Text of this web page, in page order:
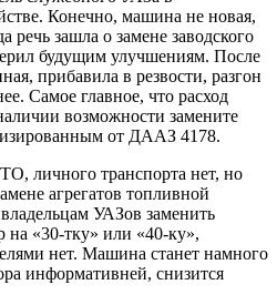
Конечно, машина не новая,
речь зашла о замене заводского
будущим улучшениям. После
прибавила в резвости, разгон
Самое главное, что расход
возможности замените
от ДААЗ 4178.
личного транспорта нет, но
агрегатов топливной
УАЗов заменить
на «30-тку» или «40-ку»,
нет. Машина станет намного
информативней, снизится